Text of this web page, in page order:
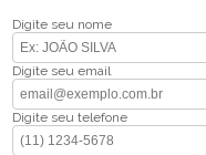
Digite seu nome
Digite seu email
Digite seu telefone